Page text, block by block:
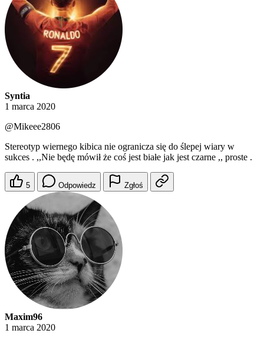
Syntia
1 marca 2020
@Mikeee2806
Stereotyp wiernego kibica nie ogranicza się do ślepej wiary w
sukces . ,,Nie będę mówił że coś jest białe jak jest czarne ,, proste .
5 Odpowiedz Zgłoś
Maxim96
1 marca 2020